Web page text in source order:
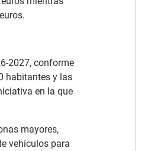
2027, conforme
habitantes y las
en la que
mayores,
vehículos para